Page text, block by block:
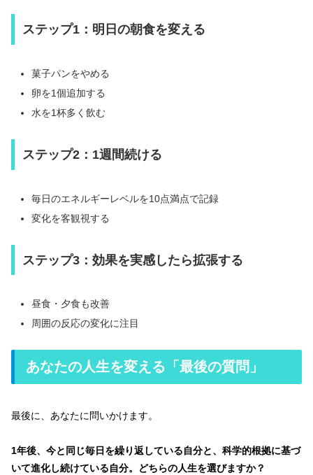
ステップ1：明日の朝食を変える
菓子パンをやめる
卵を1個追加する
水を1杯多く飲む
ステップ2：1週間続ける
毎日のエネルギーレベルを10点満点で記録
変化を客観視する
ステップ3：効果を実感したら拡張する
昼食・夕食も改善
周囲の反応の変化に注目
あなたの人生を変える「最後の質問」
最後に、あなたに問いかけます。
1年後、今と同じ毎日を繰り返している自分と、科学的根拠に基づ
いて進化し続けている自分。どちらの人生を選びますか？